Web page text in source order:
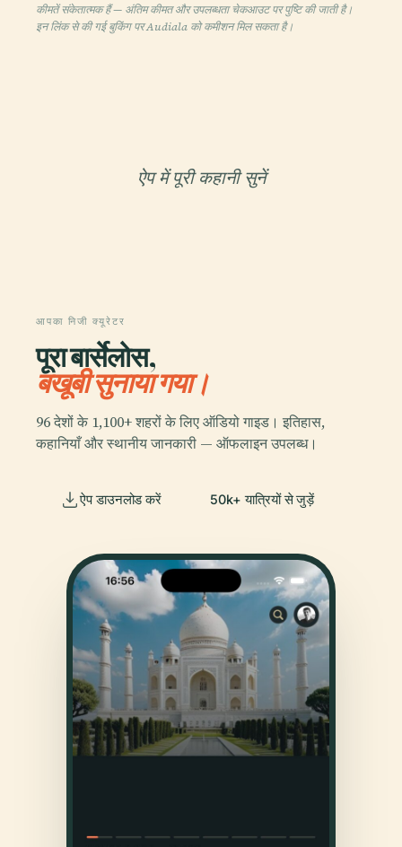
कीमतें संकेतात्मक हैं — अंतिम कीमत और उपलब्धता चेकआउट पर पुष्टि की जाती है।
इन लिंक से की गई बुकिंग पर Audiala को कमीशन मिल सकता है।
ऐप में पूरी कहानी सुनें
आपका निजी क्यूरेटर
पूरा बार्सेलोस,
बखूबी सुनाया गया।
96 देशों के 1,100+ शहरों के लिए ऑडियो गाइड। इतिहास,
कहानियाँ और स्थानीय जानकारी — ऑफलाइन उपलब्ध।
ऐप डाउनलोड करें 50k+ यात्रियों से जुड़ें